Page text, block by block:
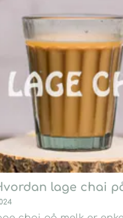
lage chai